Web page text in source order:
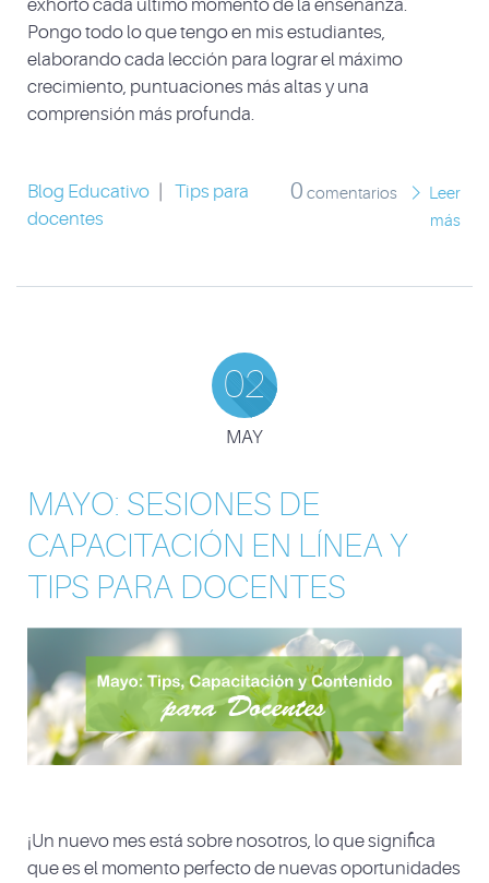
exhorto cada último momento de la enseñanza.
Pongo todo lo que tengo en mis estudiantes,
elaborando cada lección para lograr el máximo
crecimiento, puntuaciones más altas y una
comprensión más profunda.
Blog Educativo
Tips para
docentes
0 comentarios
Leer
más
02
MAY
MAYO: SESIONES DE
CAPACITACIÓN EN LÍNEA Y
TIPS PARA DOCENTES
¡Un nuevo mes está sobre nosotros, lo que significa
que es el momento perfecto de nuevas oportunidades